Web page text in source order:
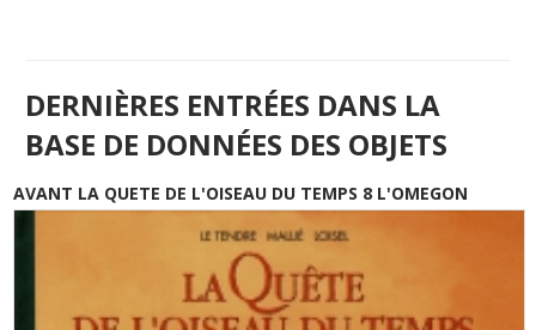
DERNIÈRES ENTRÉES DANS LA
BASE DE DONNÉES DES OBJETS
AVANT LA QUETE DE L'OISEAU DU TEMPS 8 L'OMEGON